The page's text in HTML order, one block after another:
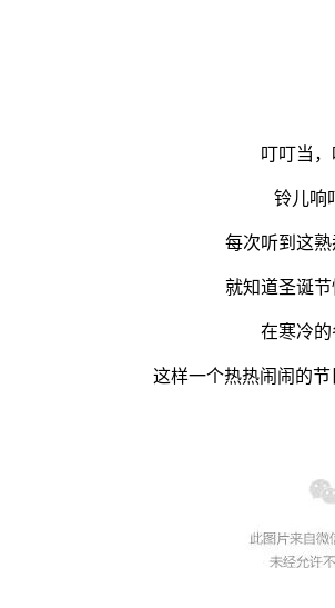
叮叮当，
铃儿响
每次听到这熟
就知道圣诞节
在寒冷的
这样一个热热闹闹的